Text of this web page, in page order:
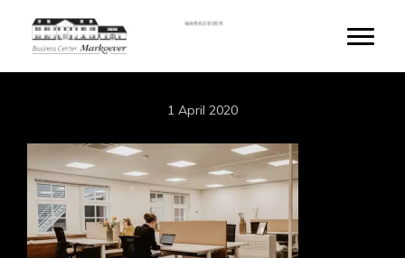
to
main
MARKOEVER
1 April 2020